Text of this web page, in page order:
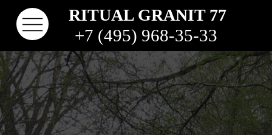
RITUAL GRANIT 77
+7 (495) 968-35-33